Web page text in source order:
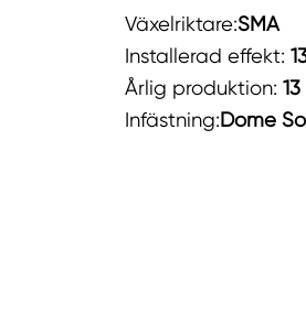
Växelriktare:SMA
Installerad effekt:
Årlig produktion:
Infästning:Dome